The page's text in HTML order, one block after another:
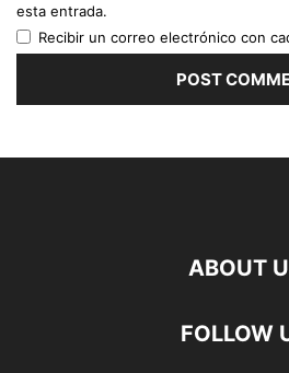
esta entrada.
Recibir un correo electrónico con
ABOUT
FOLLOW